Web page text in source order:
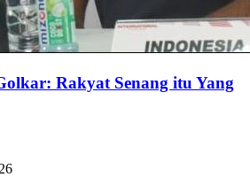
Rakyat Senang itu Yang